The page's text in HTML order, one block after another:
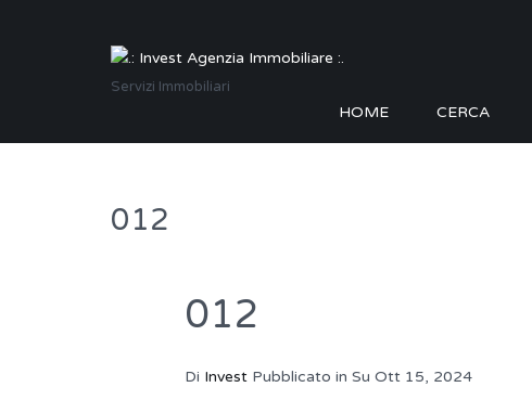
Servizi Immobiliari
HOME CERCA
012
012
Di Invest Pubblicato in Su Ott 15, 2024